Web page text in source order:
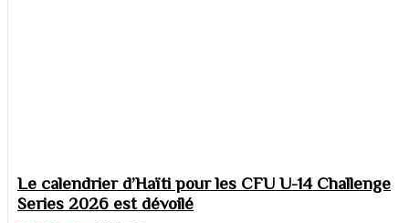
Le calendrier d’Haïti pour les CFU U-14 Challenge
Series 2026 est dévoilé